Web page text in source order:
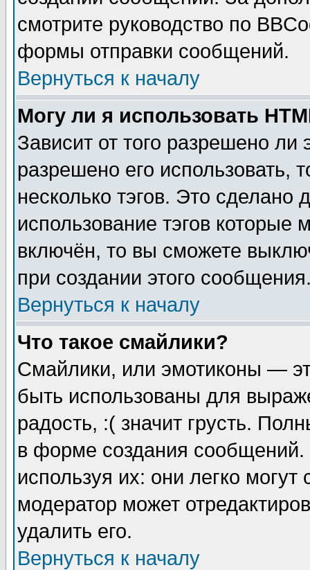
смотрите руководство по
формы отправки сообщений.
Вернуться к началу
Могу ли я использовать
Зависит от того разрешено
разрешено его использовать,
несколько тэгов. Это сделано
использование тэгов
включён, то вы сможете
при создании этого
Вернуться к началу
Что такое смайлики?
Смайлики, или эмотиконы —
быть использованы для
радость, :( значит грусть.
в форме создания сообщений.
используя их: они легко
модератор может
удалить его.
Вернуться к началу